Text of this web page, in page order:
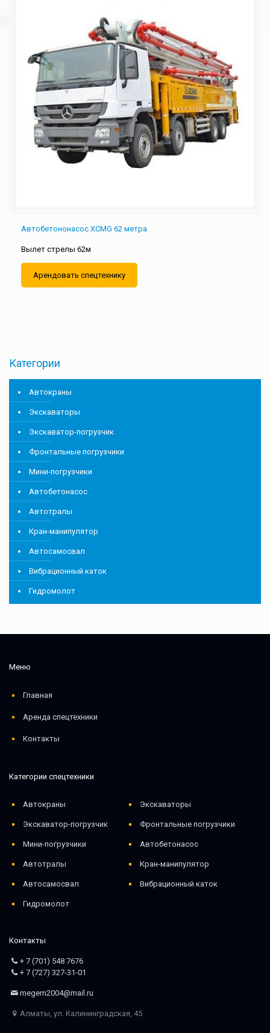
Автобетононасос XCMG 62 метра
Вылет стрелы 62м
Арендовать спецтехнику
Категории
Автокраны
Экскаваторы
Экскаватор-погрузчик
Фронтальные погрузчики
Мини-погрузчики
Автобетонасос
Автотралы
Кран-манипулятор
Автосамосвал
Вибрационный каток
Гидромолот
Меню
Главная
Аренда спецтехники
Контакты
Категории спецтехники
Автокраны Экскаваторы
Экскаватор-погрузчик Фронтальные погрузчики
Мини-погрузчики Автобетонасос
Автотралы Кран-манипулятор
Автосамосвал Вибрационный каток
Гидромолот
Контакты
+ 7 (701) 548 7676
+ 7 (727) 327-31-01
megem2004@mail.ru
Алматы, ул. Калининградская, 45